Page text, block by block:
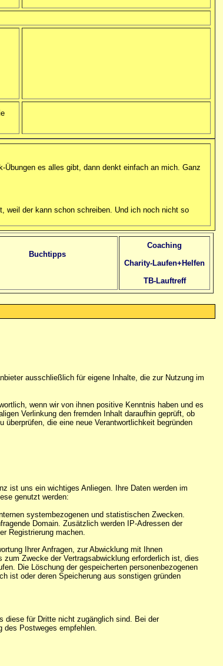
Übungen es alles gibt, dann denkt einfach an mich. Ganz
weil der kann schon schreiben. Und ich noch nicht so
Buchtipps
Coaching
Charity-Laufen+Helfen
TB-Lauftreff
ausschließlich für eigene Inhalte, die zur Nutzung im
wenn wir von ihnen positive Kenntnis haben und es
Verlinkung den fremden Inhalt daraufhin geprüft, ob
die eine neue Verantwortlichkeit begründen
ist uns ein wichtiges Anliegen. Ihre Daten werden im
genutzt werden:
systembezogenen und statistischen Zwecken.
Domain. Zusätzlich werden IP-Adressen der
Registrierung machen.
Ihrer Anfragen, zur Abwicklung mit Ihnen
Zwecke der Vertragsabwicklung erforderlich ist, dies
Die Löschung der gespeicherten personenbezogenen
ist oder deren Speicherung aus sonstigen gründen
diese für Dritte nicht zugänglich sind. Bei der
Postweges empfehlen.